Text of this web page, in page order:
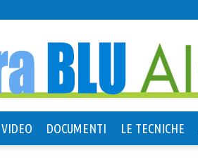
VIDEO DOCUMENTI LE TECNICHE